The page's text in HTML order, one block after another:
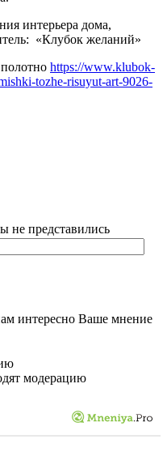
интерьера дома,
«Клубок желаний»
https://www.klubok-
tozhe-risuyut-art-9026-
не представились
интересно Ваше мнение
модерацию